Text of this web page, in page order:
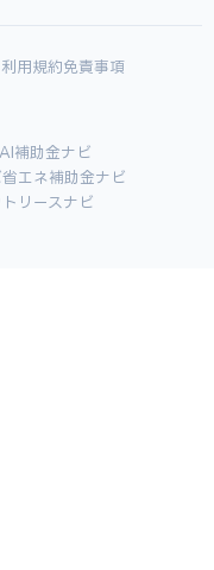
利用規約免責事項
補助金ナビ
省エネ補助金ナビ
リースナビ